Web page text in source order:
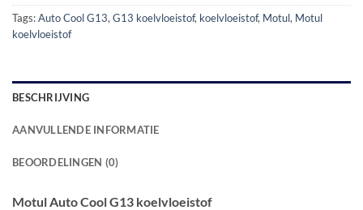
Tags:Auto Cool G13, G13 koelvloeistof, koelvloeistof, Motul, Motul
koelvloeistof
BESCHRIJVING
AANVULLENDE INFORMATIE
BEOORDELINGEN (0)
Motul Auto Cool G13 koelvloeistof